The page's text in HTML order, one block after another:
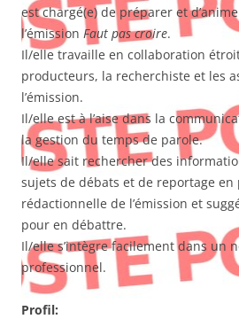
est chargé(e) de préparer et
l’émission Faut pas croire.
Il/elle travaille en collaboration
producteurs, la recherchiste et les
l’émission.
Il/elle est à l’aise dans la
la gestion du temps de parole.
Il/elle sait rechercher des
sujets de débats et de reportage en
rédactionnelle de l’émission et
pour en débattre.
Il/elle s’intègre facilement dans un
professionnel.
Profil: